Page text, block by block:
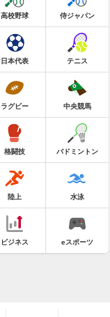
高校野球 侍ジャパン
日本代表 テニス
ラグビー 中央競馬
格闘技 バドミントン
陸上 水泳
ビジネス eスポーツ